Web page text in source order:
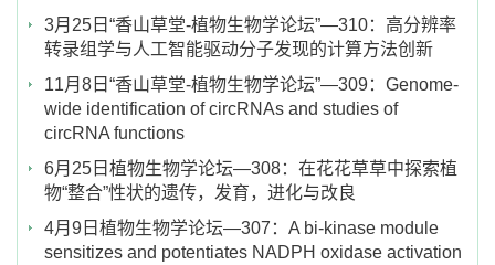
3月25日“香山草堂-植物生物学论坛”—310：高分辨率
转录组学与人工智能驱动分子发现的计算方法创新
11月8日“香山草堂-植物生物学论坛”—309：Genome-
wide identification of circRNAs and studies of
circRNA functions
6月25日植物生物学论坛—308：在花花草草中探索植
物“整合”性状的遗传，发育，进化与改良
4月9日植物生物学论坛—307：A bi-kinase module
sensitizes and potentiates NADPH oxidase activation